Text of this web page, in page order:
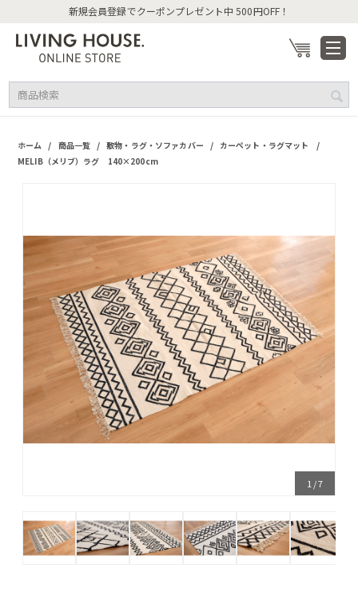
新規会員登録でクーポンプレゼント中 500円OFF！
ホーム / 商品一覧 / 敷物・ラグ・ソファカバー / カーペット・ラグマット /
MELIB（メリブ）ラグ 140×200cm
1 /7